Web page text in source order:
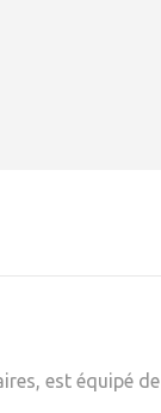
est équipé de